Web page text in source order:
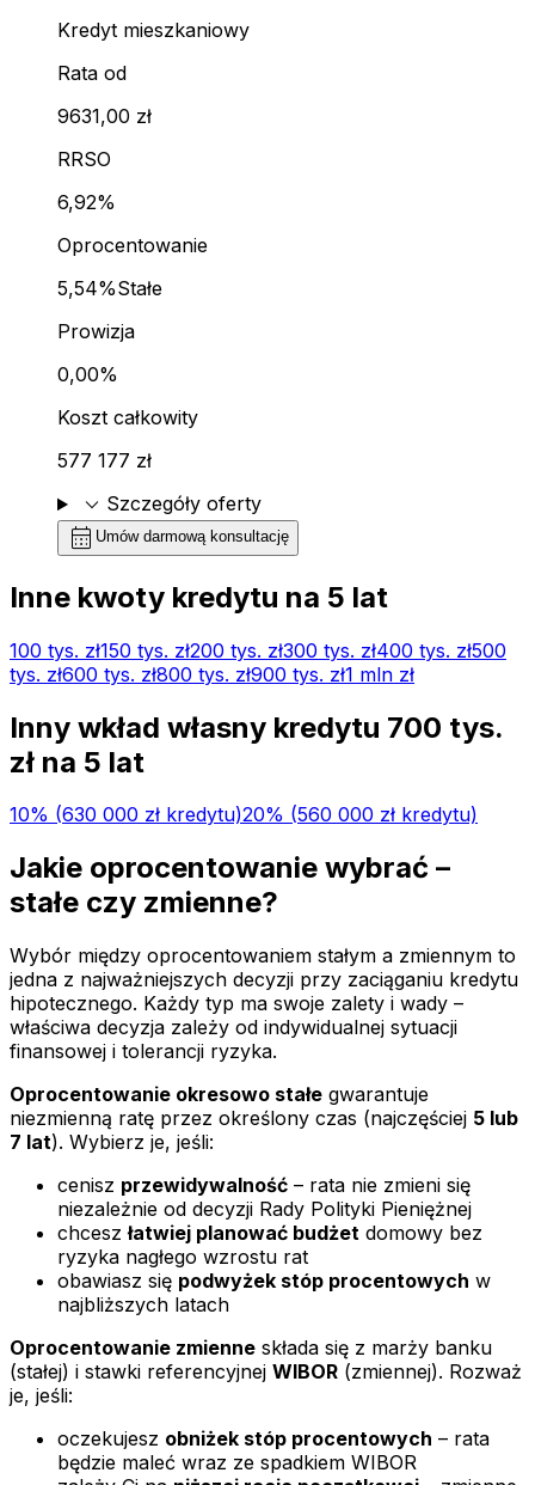
Kredyt mieszkaniowy
Rata od
9631,00 zł
RRSO
6,92%
Oprocentowanie
5,54%Stałe
Prowizja
0,00%
Koszt całkowity
577 177 zł
expand_more Szczegóły oferty
calendar_month Umów darmową konsultację
Inne kwoty kredytu na 5 lat
100 tys. zł150 tys. zł200 tys. zł300 tys. zł400 tys. zł500
tys. zł600 tys. zł800 tys. zł900 tys. zł1 mln zł
Inny wkład własny kredytu 700 tys.
zł na 5 lat
10% (630 000 zł kredytu)20% (560 000 zł kredytu)
Jakie oprocentowanie wybrać –
stałe czy zmienne?
Wybór między oprocentowaniem stałym a zmiennym to
jedna z najważniejszych decyzji przy zaciąganiu kredytu
hipotecznego. Każdy typ ma swoje zalety i wady –
właściwa decyzja zależy od indywidualnej sytuacji
finansowej i tolerancji ryzyka.
Oprocentowanie okresowo stałe gwarantuje
niezmienną ratę przez określony czas (najczęściej 5 lub
7 lat). Wybierz je, jeśli:
cenisz przewidywalność – rata nie zmieni się
niezależnie od decyzji Rady Polityki Pieniężnej
chceszłatwiej planować budżet domowy bez
ryzyka nagłego wzrostu rat
obawiasz się podwyżek stóp procentowych w
najbliższych latach
Oprocentowanie zmienne składa się z marży banku
(stałej) i stawki referencyjnej WIBOR (zmiennej). Rozważ
je, jeśli:
oczekujesz obniżek stóp procentowych – rata
będzie maleć wraz ze spadkiem WIBOR